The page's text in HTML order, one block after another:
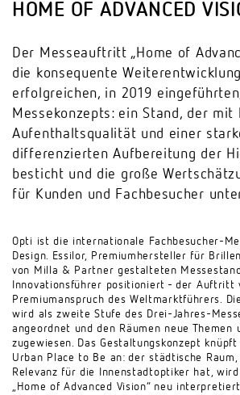
HOME OF ADVANCED
Der Messeauftritt „Home of
die konsequente
erfolgreichen, in 2019
Messekonzepts: ein Stand, der mit
Aufenthaltsqualität und einer
differenzierten Aufbereitung der
besticht und die große
für Kunden und Fachbesucher
Opti ist die internationale Fachbesucher-
Design. Essilor, Premiumhersteller für
von Milla & Partner gestalteten
Innovationsführer positioniert - der
Premiumanspruch des Weltmarktführers.
wird als zweite Stufe des Drei-Jahres-
angeordnet und den Räumen neue Themen
zugewiesen. Das Gestaltungskonzept
Urban Place to Be an: der städtische
Relevanz für die Innenstadtoptiker hat,
„Home of Advanced Vision“ neu